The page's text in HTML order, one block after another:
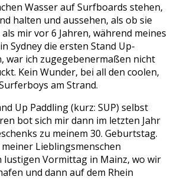
Wasser auf Surfboards stehen,
halten und aussehen, als ob sie
mir vor 6 Jahren, während meines
Sydney die ersten Stand Up-
war ich zugegebenermaßen nicht
Kein Wunder, bei all den coolen,
am Strand.
Up Paddling (kurz: SUP) selbst
bot sich mir dann im letzten Jahr
zu meinem 30. Geburtstag.
Lieblingsmenschen
lustigen Vormittag in Mainz, wo wir
und dann auf dem Rhein